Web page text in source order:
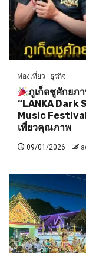
ท่องเที่ยว ธุรกิจ
ภูเก็ตชูศักยภ
“LANKA Dark
Music
เที่ยวคุณภาพ
09/01/2026